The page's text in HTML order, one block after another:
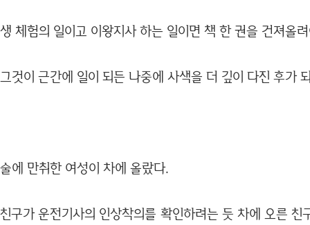
생 체험의 일이고 이왕지사 하는 일이면 책 한 권을 건져올
그것이 근간에 일이 되든 나중에 사색을 더 깊이 다진 후가
술에 만취한 여성이 차에 올랐다.
친구가 운전기사의 인상착의를 확인하려는 듯 차에 오른